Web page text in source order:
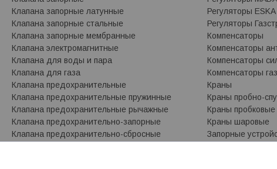
Клапана запорные латунные
Клапана запорные стальные
Клапана запорные мембранные
Клапана электромагнитные
Клапана для воды и пара
Клапана для газа
Клапана предохранительные
Клапана предохранительные пружинные
Клапана предохранительные рычажные
Клапана предохранительно-запорные
Клапана предохранительно-сбросные
Регуляторы
Регуляторы
Компенсаторы
Компенсаторы
Компенсаторы
Компенсаторы
Краны
Краны пробно-
Краны пробковые
Краны шаровые
Запорные